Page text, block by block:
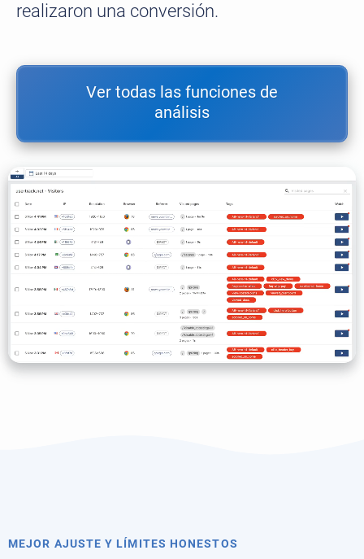
realizaron una conversión.
Ver todas las funciones de
análisis
MEJOR AJUSTE Y LÍMITES HONESTOS